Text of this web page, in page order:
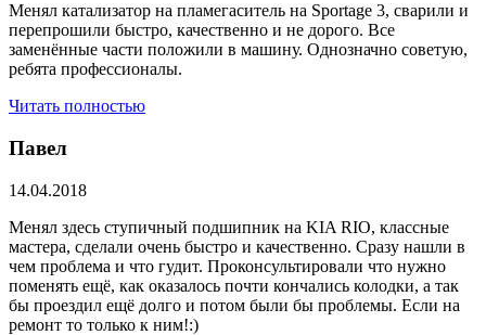
Менял катализатор на пламегаситель на Sportage 3, сварили и
перепрошили быстро, качественно и не дорого. Все
заменённые части положили в машину. Однозначно советую,
ребята профессионалы.
Читать полностью
Павел
14.04.2018
Менял здесь ступичный подшипник на KIA RIO, классные
мастера, сделали очень быстро и качественно. Сразу нашли в
чем проблема и что гудит. Проконсультировали что нужно
поменять ещё, как оказалось почти кончались колодки, а так
бы проездил ещё долго и потом были бы проблемы. Если на
ремонт то только к ним!:)